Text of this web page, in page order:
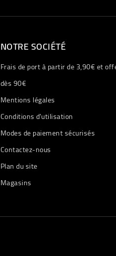
NOTRE SOCIÉTÉ
Frais de port à partir de 3,90€ et
dès 90€
Mentions légales
Conditions d'utilisation
Modes de paiement sécurisés
Contactez-nous
Plan du site
Magasins